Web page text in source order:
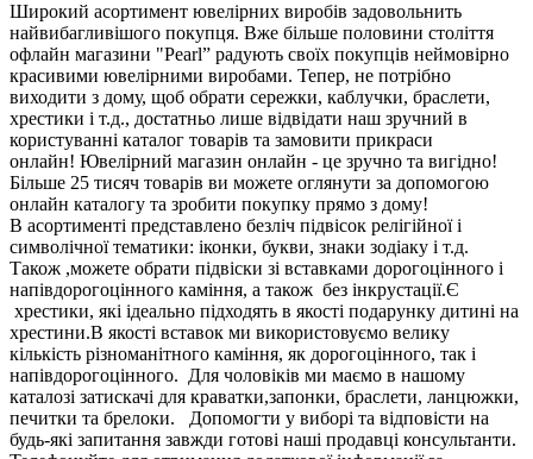
Широкий асортимент ювелірних виробів задовольнить
найвибагливішого покупця. Вже більше половини століття
офлайн магазини "Pearl” радують своїх покупців неймовірно
красивими ювелірними виробами. Тепер, не потрібно
виходити з дому, щоб обрати сережки, каблучки, браслети,
хрестики і т.д., достатньо лише відвідати наш зручний в
користуванні каталог товарів та замовити прикраси
онлайн! Ювелірний магазин онлайн - це зручно та вигідно!
Більше 25 тисяч товарів ви можете оглянути за допомогою
онлайн каталогу та зробити покупку прямо з дому!
В асортименті представлено безліч підвісок релігійної і
символічної тематики: іконки, букви, знаки зодіаку і т.д.
Також ,можете обрати підвіски зі вставками дорогоцінного і
напівдорогоцінного каміння, а також без інкрустації.Є
хрестики, які ідеально підходять в якості подарунку дитині на
хрестини.В якості вставок ми використовуємо велику
кількість різноманітного каміння, як дорогоцінного, так і
напівдорогоцінного. Для чоловіків ми маємо в нашому
каталозі затискачі для краватки,запонки, браслети, ланцюжки,
печитки та брелоки. Допомогти у виборі та відповісти на
будь-які запитання завжди готові наші продавці консультанти.